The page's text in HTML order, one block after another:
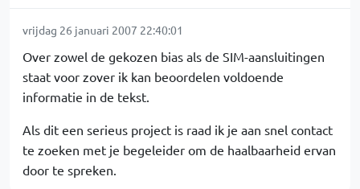
vrijdag 26 januari 2007 22:40:01
Over zowel de gekozen bias als de SIM-aansluitingen
staat voor zover ik kan beoordelen voldoende
informatie in de tekst.
Als dit een serieus project is raad ik je aan snel contact
te zoeken met je begeleider om de haalbaarheid ervan
door te spreken.